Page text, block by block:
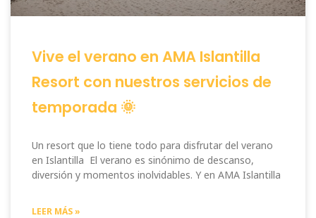
Vive el verano en AMA Islantilla
Resort con nuestros servicios de
temporada 🌞
Un resort que lo tiene todo para disfrutar del verano
en Islantilla El verano es sinónimo de descanso,
diversión y momentos inolvidables. Y en AMA Islantilla
LEER MÁS »